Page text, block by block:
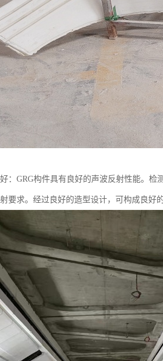
：GRG构件具有良好的声波反射性能。检
要求。经过良好的造型设计，可构成良好